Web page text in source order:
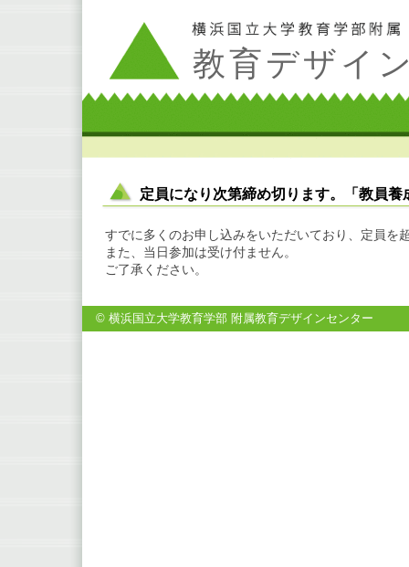
教育デザイ
定員になり次第締め切ります。「教員
すでに多くのお申し込みをいただいており、定員を
また、当日参加は受け付ません。
ご了承ください。
© 横浜国立大学教育学部 附属教育デザインセンター